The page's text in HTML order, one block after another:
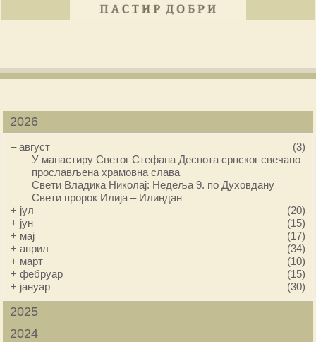
2026
–август
(3)
У манастиру Светог Стефана Деспота српског свечано
прослављена храмовна слава
Свети Владика Николај: Недеља 9. по Духовдану
Свети пророк Илија – Илиндан
+ јул
(20)
+ јун
(15)
+ мај
(17)
+април
(34)
+ март
(10)
+фебруар
(15)
+ јануар (30)
2025
2024